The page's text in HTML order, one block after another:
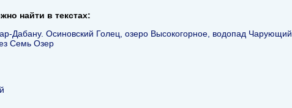
найти в текстах:
Дабану. Осиновский Голец, озеро Высокогорное, водопад Чарующий
Семь Озер